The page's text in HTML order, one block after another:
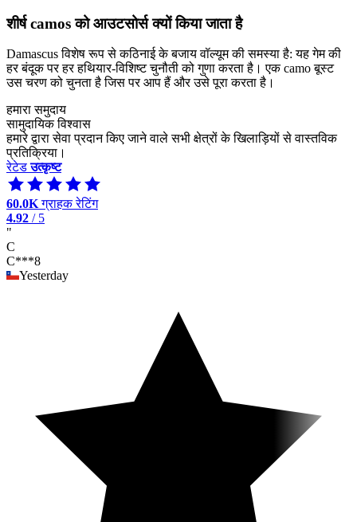
शीर्ष camos को आउटसोर्स क्यों किया जाता है
Damascus विशेष रूप से कठिनाई के बजाय वॉल्यूम की समस्या है: यह गेम की
हर बंदूक पर हर हथियार-विशिष्ट चुनौती को गुणा करता है। एक camo बूस्ट
उस चरण को चुनता है जिस पर आप हैं और उसे पूरा करता है।
हमारा समुदाय
सामुदायिक विश्वास
हमारे द्वारा सेवा प्रदान किए जाने वाले सभी क्षेत्रों के खिलाड़ियों से वास्तविक
प्रतिक्रिया।
रेटेडउत्कृष्ट
60.0Kग्राहक रेटिंग
4.92 / 5
"
C
C***8
Yesterday